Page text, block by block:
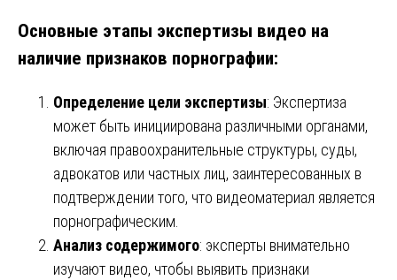
Основные этапы экспертизы видео на
наличие признаков порнографии:
Определение цели экспертизы: Экспертиза
может быть инициирована различными органами,
включая правоохранительные структуры, суды,
адвокатов или частных лиц, заинтересованных в
подтверждении того, что видеоматериал является
порнографическим.
Анализ содержимого: эксперты внимательно
изучают видео, чтобы выявить признаки